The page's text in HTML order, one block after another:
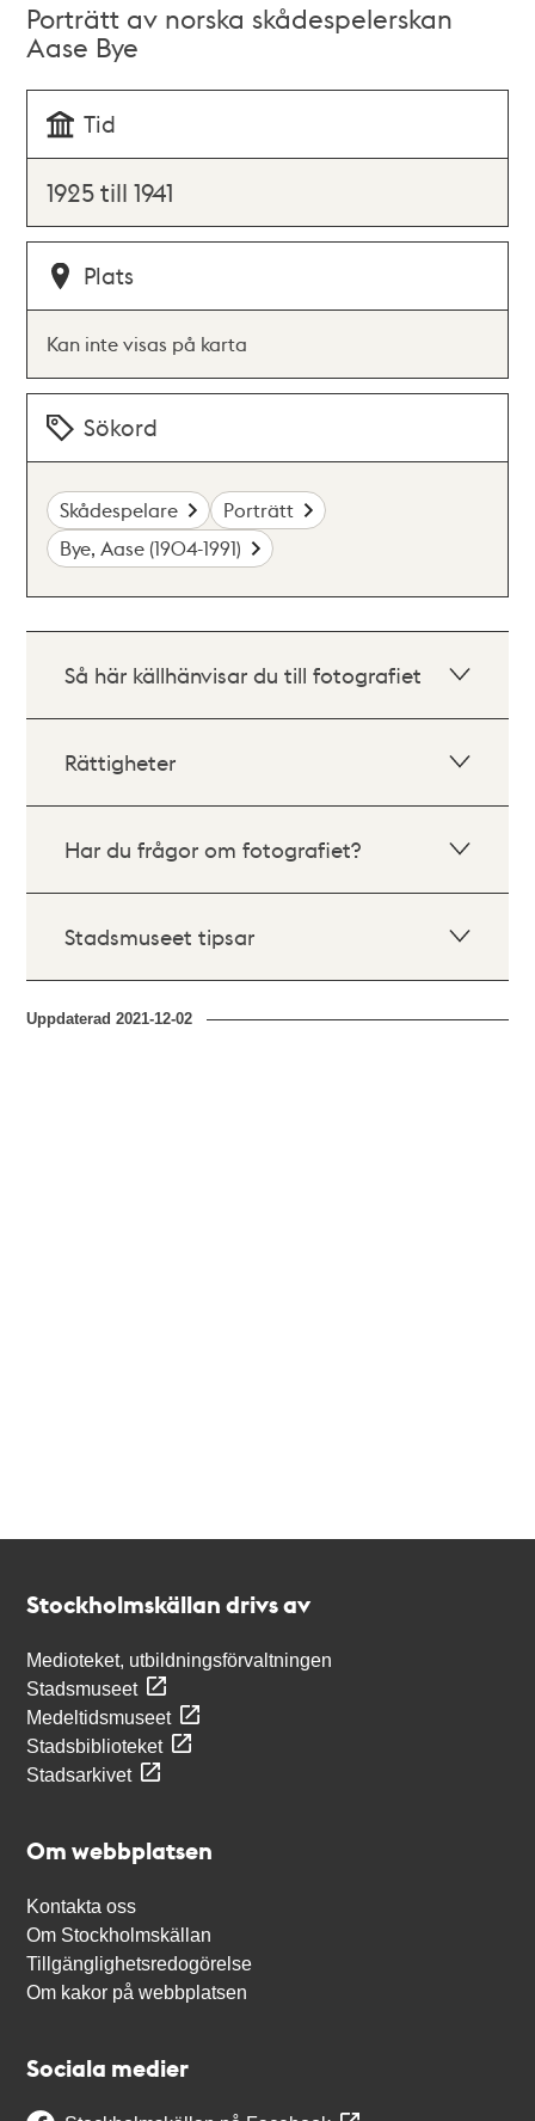
Porträtt av norska skådespelerskan
Aase Bye
Tid
1925 till 1941
Plats
Kan inte visas på karta
Sökord
Skådespelare
Porträtt
Bye, Aase (1904-1991)
Så här källhänvisar du till fotografiet
Rättigheter
Har du frågor om fotografiet?
Stadsmuseet tipsar
Uppdaterad2021-12-02
Stockholmskällan drivs av
Medioteket, utbildningsförvaltningen
Stadsmuseet
Medeltidsmuseet
Stadsbiblioteket
Stadsarkivet
Om webbplatsen
Kontakta oss
Om Stockholmskällan
Tillgänglighetsredogörelse
Om kakor på webbplatsen
Sociala medier